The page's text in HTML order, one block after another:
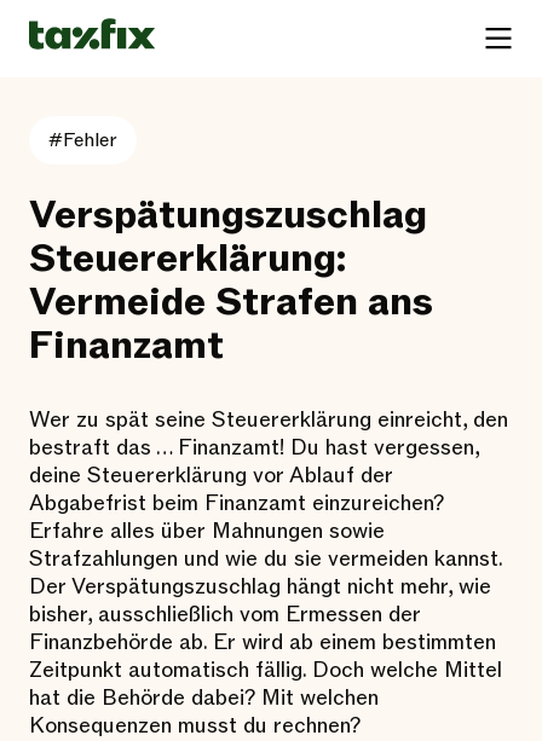
#Fehler
Verspätungszuschlag
Steuererklärung:
Vermeide Strafen ans
Finanzamt
Wer zu spät seine Steuererklärung einreicht, den
bestraft das … Finanzamt! Du hast vergessen,
deine Steuererklärung vor Ablauf der
Abgabefrist beim Finanzamt einzureichen?
Erfahre alles über Mahnungen sowie
Strafzahlungen und wie du sie vermeiden kannst.
Der Verspätungszuschlag hängt nicht mehr, wie
bisher, ausschließlich vom Ermessen der
Finanzbehörde ab. Er wird ab einem bestimmten
Zeitpunkt automatisch fällig. Doch welche Mittel
hat die Behörde dabei? Mit welchen
Konsequenzen musst du rechnen?